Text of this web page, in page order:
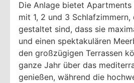
Die Anlage bietet Apartments
mit 1, 2 und 3 Schlafzimmern,
gestaltet sind, dass sie
und einen spektakulären
den großzügigen Terrassen
ganze Jahr über das
genießen, während die